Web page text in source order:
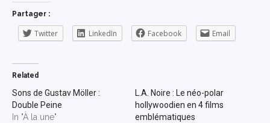
Partager :
Twitter LinkedIn Facebook Email
Related
Sons de Gustav Möller :
Double Peine
In "À la une"
L.A. Noire : Le néo-polar
hollywoodien en 4 films
emblématiques